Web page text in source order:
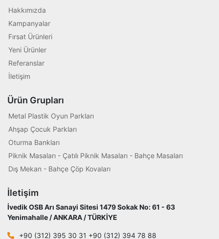
Hakkımızda
Kampanyalar
Fırsat Ürünleri
Yeni Ürünler
Referanslar
İletişim
Ürün Grupları
Metal Plastik Oyun Parkları
Ahşap Çocuk Parkları
Oturma Bankları
Piknik Masaları - Çatılı Piknik Masaları - Bahçe Masaları
Dış Mekan - Bahçe Çöp Kovaları
İletişim
İvedik OSB Arı Sanayi Sitesi 1479 Sokak No: 61 - 63
Yenimahalle / ANKARA / TÜRKİYE
+90 (312) 395 30 31 +90 (312) 394 78 88